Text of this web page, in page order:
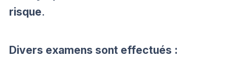
risque.
Divers examens sont effectués :